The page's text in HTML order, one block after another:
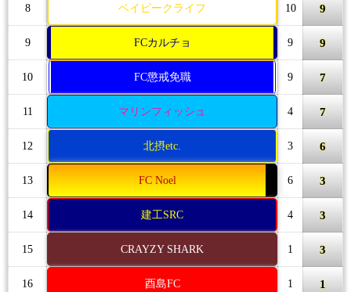
8 ベイビークライフ 10 9
9 FCカルチョ 9 9
10 FC懲戒免職 9 7
11 マリンフィッシュ 4 7
12 北摂etc. 3 6
13 FC Noel 6 3
14 建工SRC 4 3
15 CRAYZY SHARK 1 3
16 酉島FC 1 1